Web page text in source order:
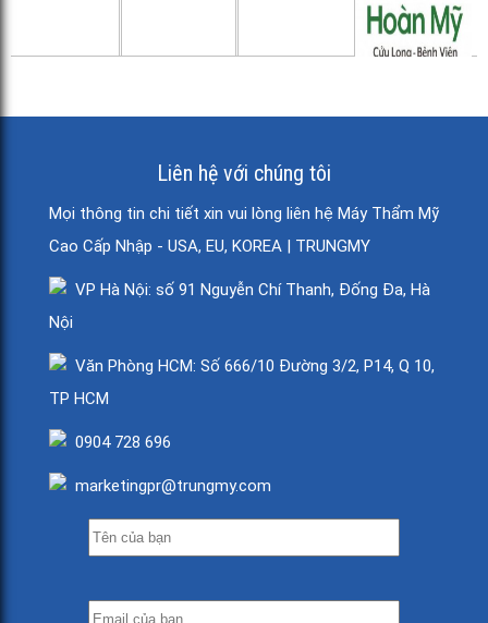
Liên hệ với chúng tôi
Mọi thông tin chi tiết xin vui lòng liên hệ Máy Thẩm Mỹ
Cao Cấp Nhập - USA, EU, KOREA | TRUNGMY
VP Hà Nội: số 91 Nguyễn Chí Thanh, Đống Đa, Hà
Nội
Văn Phòng HCM: Số 666/10 Đường 3/2, P14, Q 10,
TP HCM
0904 728 696
marketingpr@trungmy.com